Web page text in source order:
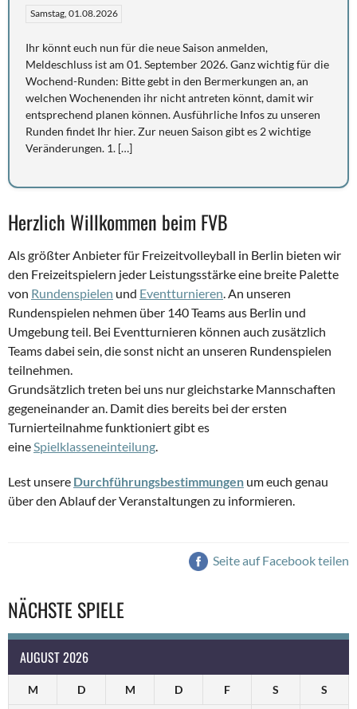
Samstag, 01.08.2026
Ihr könnt euch nun für die neue Saison anmelden,
Meldeschluss ist am 01. September 2026. Ganz wichtig für die
Wochend-Runden: Bitte gebt in den Bermerkungen an, an
welchen Wochenenden ihr nicht antreten könnt, damit wir
entsprechend planen können. Ausführliche Infos zu unseren
Runden findet Ihr hier. Zur neuen Saison gibt es 2 wichtige
Veränderungen. 1. […]
Herzlich Willkommen beim FVB
Als größter Anbieter für Freizeitvolleyball in Berlin bieten wir
den Freizeitspielern jeder Leistungsstärke eine breite Palette
von Rundenspielen und Eventturnieren . An unseren
Rundenspielen nehmen über 140 Teams aus Berlin und
Umgebung teil. Bei Eventturnieren können auch zusätzlich
Teams dabei sein, die sonst nicht an unseren Rundenspielen
teilnehmen.
Grundsätzlich treten bei uns nur gleichstarke Mannschaften
gegeneinander an. Damit dies bereits bei der ersten
Turnierteilnahme funktioniert gibt es
eine Spielklasseneinteilung
Lest unsere Durchführungsbestimmungen um euch genau
über den Ablauf der Veranstaltungen zu informieren.
Seite auf Facebook teilen
NÄCHSTE SPIELE
AUGUST 2026
M D M D F S S